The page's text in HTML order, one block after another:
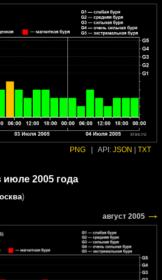
PNG API: JSON TXT
июле 2005 года
)